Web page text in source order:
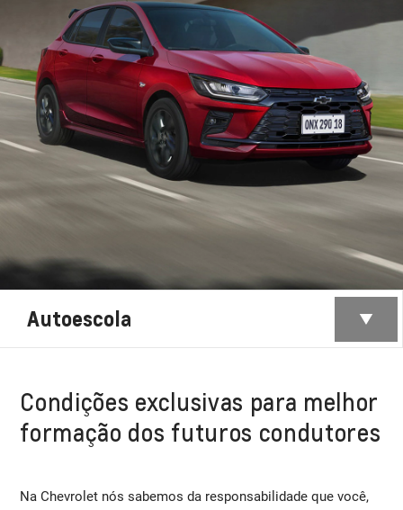
Autoescola
Condições exclusivas para melhor
formação dos futuros condutores
Na Chevrolet nós sabemos da responsabilidade que você,